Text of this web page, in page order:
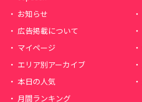
お知らせ
広告掲載について
マイページ
エリア別アーカイブ
本日の人気
月間ランキング